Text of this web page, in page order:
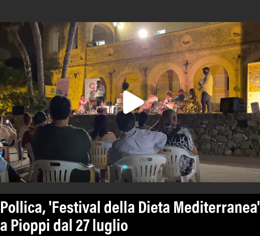
Pollica, 'Festival della Dieta Mediterranea'
a Pioppi dal 27 luglio